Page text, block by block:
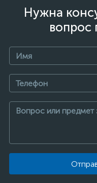
Нужна
вопрос